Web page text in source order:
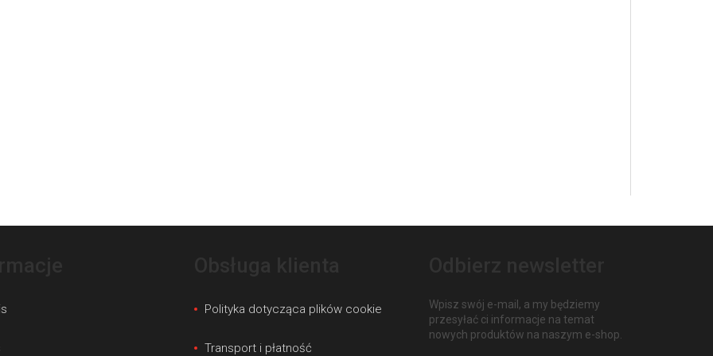
Polityka dotycząca plików cookie
Transport i płatność
Wpisz swój e-mail, a my będziemy
przesyłać ci informacje na temat
nowych produktów na naszym e-shop.